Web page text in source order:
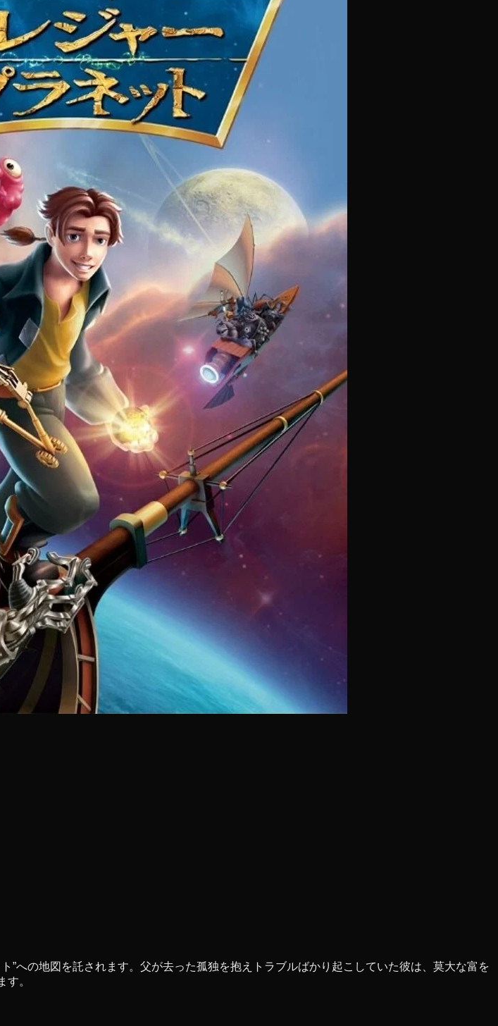
への地図を託されます。父が去った孤独を抱えトラブルばかり起こしていた彼は、莫大な富を
。